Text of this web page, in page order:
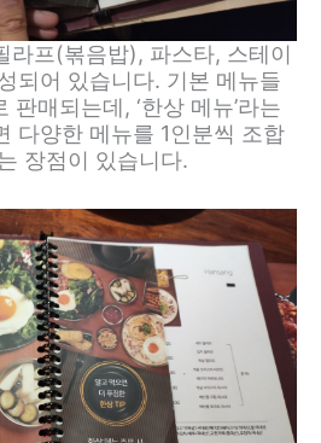
라프(볶음밥), 파스타, 스테이
되어 있습니다. 기본 메뉴들
매되는데, ‘한상 메뉴’라는
다양한 메뉴를 1인분씩 조합
장점이 있습니다.